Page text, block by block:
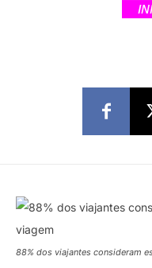
88% dos viajantes consideram